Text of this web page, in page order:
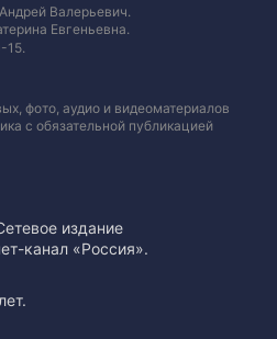
Валерьевич.
Евгеньевна.
15.
фото, аудио и видеоматериалов
с обязательной публикацией
издание
канал «Россия».